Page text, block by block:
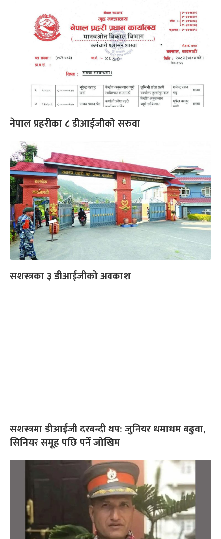
नेपाल प्रहरीका ८ डीआईजीको सरुवा
सशस्त्रका ३ डीआईजीको अवकाश
सशस्त्रमा डीआईजी दरबन्दी थप: जुनियर धमाधम बढुवा,
सिनियर समूह पछि पर्ने जोखिम